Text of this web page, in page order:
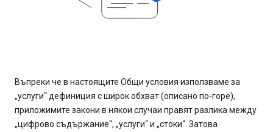
Въпреки че в настоящите Общи условия използваме за
„услуги“ дефиниция с широк обхват (описано по-горе),
приложимите закони в някои случаи правят разлика между
„цифрово съдържание“, „услуги“ и „стоки“. Затова